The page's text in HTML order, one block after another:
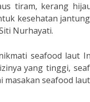
tiram, kerang
kesehatan
Nurhayati.
seafood laut
yang tinggi,
masakan seafood